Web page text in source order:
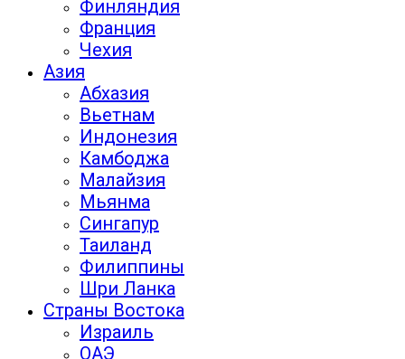
Финляндия
Франция
Чехия
Азия
Абхазия
Вьетнам
Индонезия
Камбоджа
Малайзия
Мьянма
Сингапур
Таиланд
Филиппины
Шри Ланка
Страны Востока
Израиль
ОАЭ